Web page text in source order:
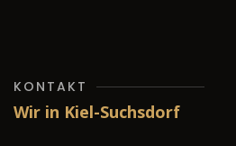
KONTAKT
Wir in Kiel-Suchsdorf